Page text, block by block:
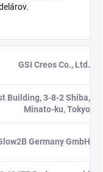
GSI Creos Co., Ltd.
Building, 3-8-2 Shiba,
Minato-ku, Tokyo
Germany GmbH